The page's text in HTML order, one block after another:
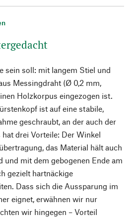
sein soll: mit langem Stiel und
Messingdraht (Ø 0,2 mm,
Holzkorpus eingezogen ist.
ist auf eine stabile,
geschraubt, an der auch der
drei Vorteile: Der Winkel
das Material hält auch
und mit dem gebogenen Ende am
gezielt hartnäckige
Dass sich die Aussparung im
eignet, erwähnen wir nur
wir hingegen – Vorteil